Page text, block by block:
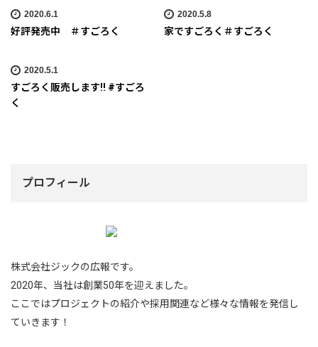
2020.6.1
好評発売中 ＃すごろく
2020.5.8
家ですごろく＃すごろく
2020.5.1
すごろく販売します!! #すごろ
く
プロフィール
株式会社ジックの広報です。
2020年、当社は創業50年を迎えました。
ここではプロジェクトの紹介や採用関連など様々な情報を発信し
ていきます！